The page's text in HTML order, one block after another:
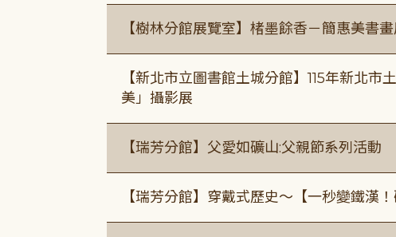
【樹林分館展覽室】楮墨餘香－簡惠美書
【新北市立圖書館土城分館】115年新北
美」攝影展
【瑞芳分館】父愛如礦山:父親節系列活動
【瑞芳分館】穿戴式歷史〜【一秒變鐵漢